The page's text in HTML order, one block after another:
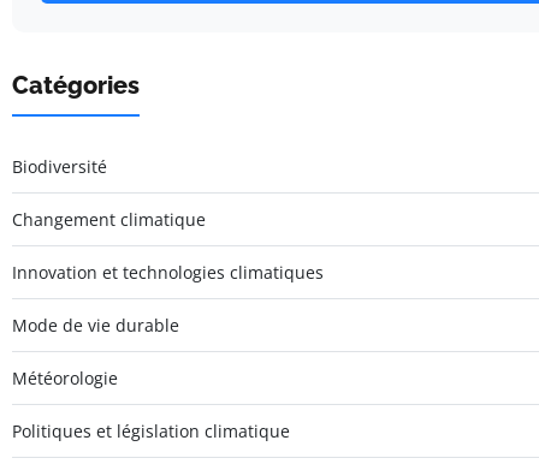
Catégories
Biodiversité
Changement climatique
Innovation et technologies climatiques
Mode de vie durable
Météorologie
Politiques et législation climatique